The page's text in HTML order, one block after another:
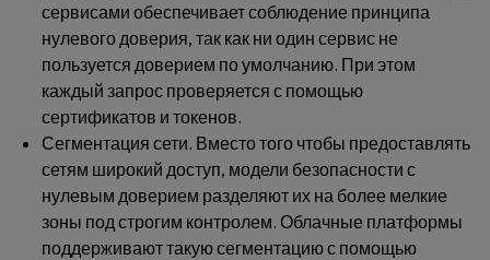
сервисами обеспечивает соблюдение принципа
нулевого доверия, так как ни один сервис не
пользуется доверием по умолчанию. При этом
каждый запрос проверяется с помощью
сертификатов и токенов.
Сегментация сети. Вместо того чтобы предоставлять
сетям широкий доступ, модели безопасности с
нулевым доверием разделяют их на более мелкие
зоны под строгим контролем. Облачные платформы
поддерживают такую сегментацию с помощью